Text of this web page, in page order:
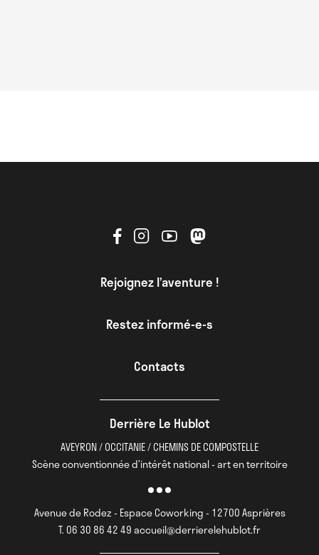
Rejoignez l’aventure !
Restez informé-e-s
Contacts
Derrière Le Hublot
AVEYRON / OCCITANIE / CHEMINS DE COMPOSTELLE
Scène conventionnée d’intérêt national - art en territoire
Avenue de Rodez - Espace Coworking - 12700 Asprières
T. 06 30 86 42 49 accueil@derrierelehublot.fr